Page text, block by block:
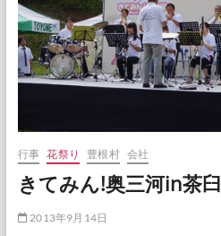
山
2
日
目
行事 花祭り 豊根村 会社
きてみん!奥三河in茶
2013年9月14日